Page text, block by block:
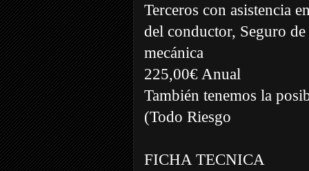
Terceros con asistencia
del conductor, Seguro
mecánica
225,00€ Anual
También tenemos la
(Todo Riesgo
FICHA TECNICA